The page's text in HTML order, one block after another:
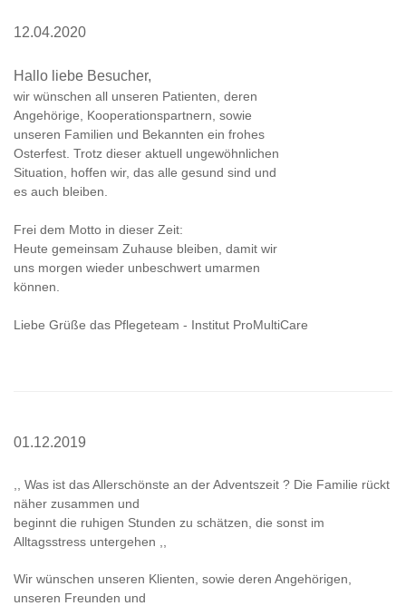
12.04.2020
Hallo liebe Besucher,
wir wünschen all unseren Patienten, deren
Angehörige, Kooperationspartnern, sowie
unseren Familien und Bekannten ein frohes
Osterfest. Trotz dieser aktuell ungewöhnlichen
Situation, hoffen wir, das alle gesund sind und
es auch bleiben.
Frei dem Motto in dieser Zeit:
Heute gemeinsam Zuhause bleiben, damit wir
uns morgen wieder unbeschwert umarmen
können.
Liebe Grüße das Pflegeteam - Institut ProMultiCare
01.12.2019
,, Was ist das Allerschönste an der Adventszeit ? Die Familie rückt
näher zusammen und
beginnt die ruhigen Stunden zu schätzen, die sonst im
Alltagsstress untergehen ,,
Wir wünschen unseren Klienten, sowie deren Angehörigen,
unseren Freunden und